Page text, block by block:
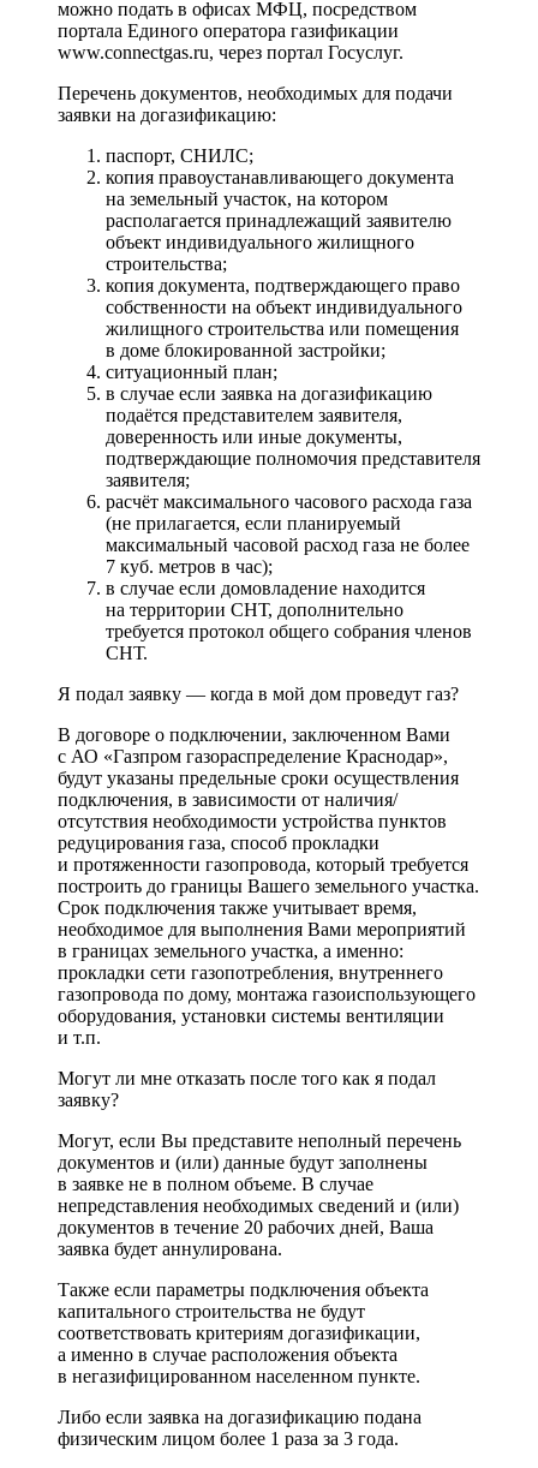
можно подать в офисах МФЦ, посредством
портала Единого оператора газификации
www.connectgas.ru, через портал Госуслуг.
Перечень документов, необходимых для подачи
заявки на догазификацию:
паспорт, СНИЛС;
копия правоустанавливающего документа
на земельный участок, на котором
располагается принадлежащий заявителю
объект индивидуального жилищного
строительства;
копия документа, подтверждающего право
собственности на объект индивидуального
жилищного строительства или помещения
в доме блокированной застройки;
ситуационный план;
в случае если заявка на догазификацию
подаётся представителем заявителя,
доверенность или иные документы,
подтверждающие полномочия представителя
заявителя;
расчёт максимального часового расхода газа
(не прилагается, если планируемый
максимальный часовой расход газа не более
7 куб. метров в час);
в случае если домовладение находится
на территории СНТ, дополнительно
требуется протокол общего собрания членов
СНТ.
Я подал заявку — когда в мой дом проведут газ?
В договоре о подключении, заключенном Вами
с АО «Газпром газораспределение Краснодар»,
будут указаны предельные сроки осуществления
подключения, в зависимости от наличия/
отсутствия необходимости устройства пунктов
редуцирования газа, способ прокладки
и протяженности газопровода, который требуется
построить до границы Вашего земельного участка.
Срок подключения также учитывает время,
необходимое для выполнения Вами мероприятий
в границах земельного участка, а именно:
прокладки сети газопотребления, внутреннего
газопровода по дому, монтажа газоиспользующего
оборудования, установки системы вентиляции
и т.п.
Могут ли мне отказать после того как я подал
заявку?
Могут, если Вы представите неполный перечень
документов и (или) данные будут заполнены
в заявке не в полном объеме. В случае
непредставления необходимых сведений и (или)
документов в течение 20 рабочих дней, Ваша
заявка будет аннулирована.
Также если параметры подключения объекта
капитального строительства не будут
соответствовать критериям догазификации,
а именно в случае расположения объекта
в негазифицированном населенном пункте.
Либо если заявка на догазификацию подана
физическим лицом более 1 раза за 3 года.